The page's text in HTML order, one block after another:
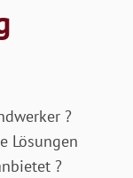
?
Lösungen
?